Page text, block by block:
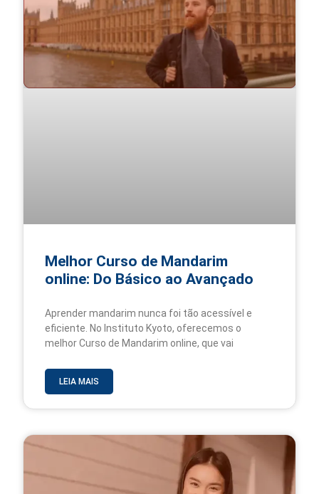
Melhor Curso de Mandarim
online: Do Básico ao Avançado
Aprender mandarim nunca foi tão acessível e
eficiente. No Instituto Kyoto, oferecemos o
melhor Curso de Mandarim online, que vai
LEIA MAIS